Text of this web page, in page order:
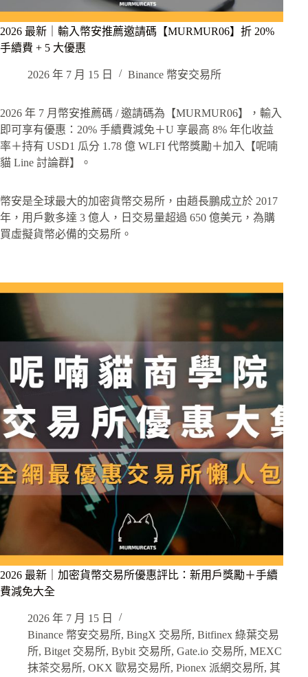
2026 最新｜輸入幣安推薦邀請碼【MURMUR06】折 20%
手續費 + 5 大優惠
2026 年 7 月 15 日 Binance 幣安交易所
2026 年 7 月幣安推薦碼 / 邀請碼為【MURMUR06】，輸入
即可享有優惠：20% 手續費減免＋U 享最高 8% 年化收益
率＋持有 USD1 瓜分 1.78 億 WLFI 代幣獎勵＋加入【呢喃
貓 Line 討論群】。
幣安是全球最大的加密貨幣交易所，由趙長鵬成立於 2017
年，用戶數多達 3 億人，日交易量超過 650 億美元，為購
買虛擬貨幣必備的交易所。
2026 最新｜加密貨幣交易所優惠評比：新用戶獎勵＋手續
費減免大全
2026 年 7 月 15 日
Binance 幣安交易所, BingX 交易所, Bitfinex 綠葉交易
所, Bitget 交易所, Bybit 交易所, Gate.io 交易所, MEXC
抹茶交易所, OKX 歐易交易所, Pionex 派網交易所, 其